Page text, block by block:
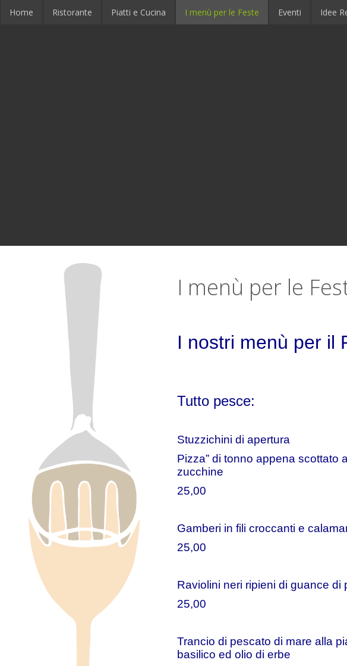
Home Ristorante Piatti e Cucina I menù per le Feste Eventi Idee
I menù per le
I nostri menù per il
Tutto pesce:
Stuzzichini di apertura
Pizza” di tonno appena scottato
zucchine
25,00
Gamberi in fili croccanti e
25,00
Raviolini neri ripieni di guance di
25,00
Trancio di pescato di mare alla
basilico ed olio di erbe